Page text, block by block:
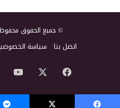
© جميع الحقوق محفوظة
اتصل بنا
سياسة
فيسبوك